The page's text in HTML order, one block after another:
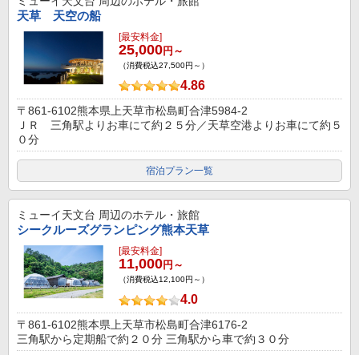
天草 天空の船
[最安料金]
25,000円～
（消費税込27,500円～）
4.86
〒861-6102熊本県上天草市松島町合津5984-2
ＪＲ 三角駅よりお車にて約２５分／天草空港よりお車にて約５
０分
宿泊プラン一覧
ミューイ天文台 周辺のホテル・旅館
シークルーズグランピング熊本天草
[最安料金]
11,000円～
（消費税込12,100円～）
4.0
〒861-6102熊本県上天草市松島町合津6176-2
三角駅から定期船で約２０分 三角駅から車で約３０分